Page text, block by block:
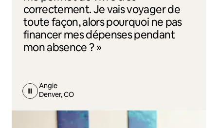
correctement. Je vais voyager de
toute façon, alors pourquoi ne pas
financer mes dépenses pendant
mon absence ? »
Angie
Denver, CO